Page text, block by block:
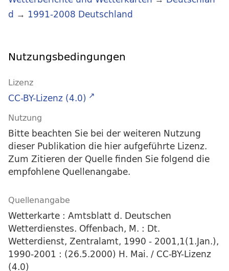
d → 1991-2008 Deutschland
Nutzungsbedingungen
Lizenz
CC-BY-Lizenz (4.0)
Nutzung
Bitte beachten Sie bei der weiteren Nutzung
dieser Publikation die hier aufgeführte Lizenz.
Zum Zitieren der Quelle finden Sie folgend die
empfohlene Quellenangabe.
Quellenangabe
Wetterkarte : Amtsblatt d. Deutschen
Wetterdienstes. Offenbach, M. : Dt.
Wetterdienst, Zentralamt, 1990 - 2001,1(1.Jan.),
1990-2001 : (26.5.2000) H. Mai. / CC-BY-Lizenz
(4.0)